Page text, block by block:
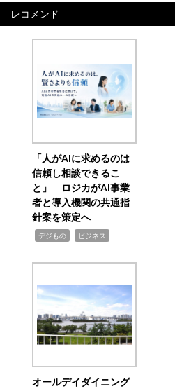
レコメンド
「人がAIに求めるのは
信頼し相談できるこ
と」 ロジカがAI事業
者と導入機関の共通指
針案を策定へ
デジもの ビジネス
オールデイダイニング